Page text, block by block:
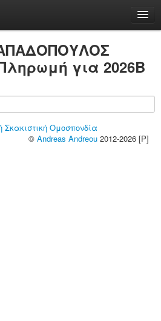
για 2026B
Σκακιστική Ομοσπονδία
© Andreas Andreou 2012-2026 [P]